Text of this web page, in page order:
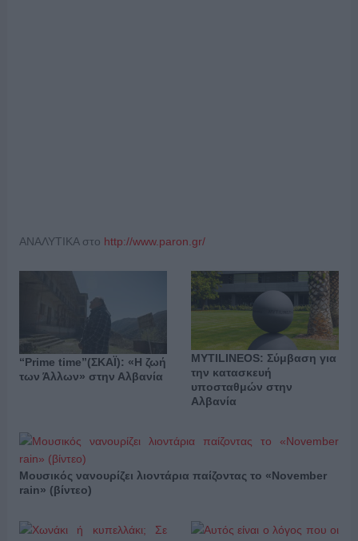
ΑΝΑΛΥΤΙΚΑ στο http://www.paron.gr/
“Prime time”(ΣΚΑΪ): «Η ζωή
των Άλλων» στην Αλβανία
MYTILINEOS: Σύμβαση για
την κατασκευή
υποσταθμών στην
Αλβανία
Μουσικός νανουρίζει λιοντάρια παίζοντας το «November
rain» (βίντεο)